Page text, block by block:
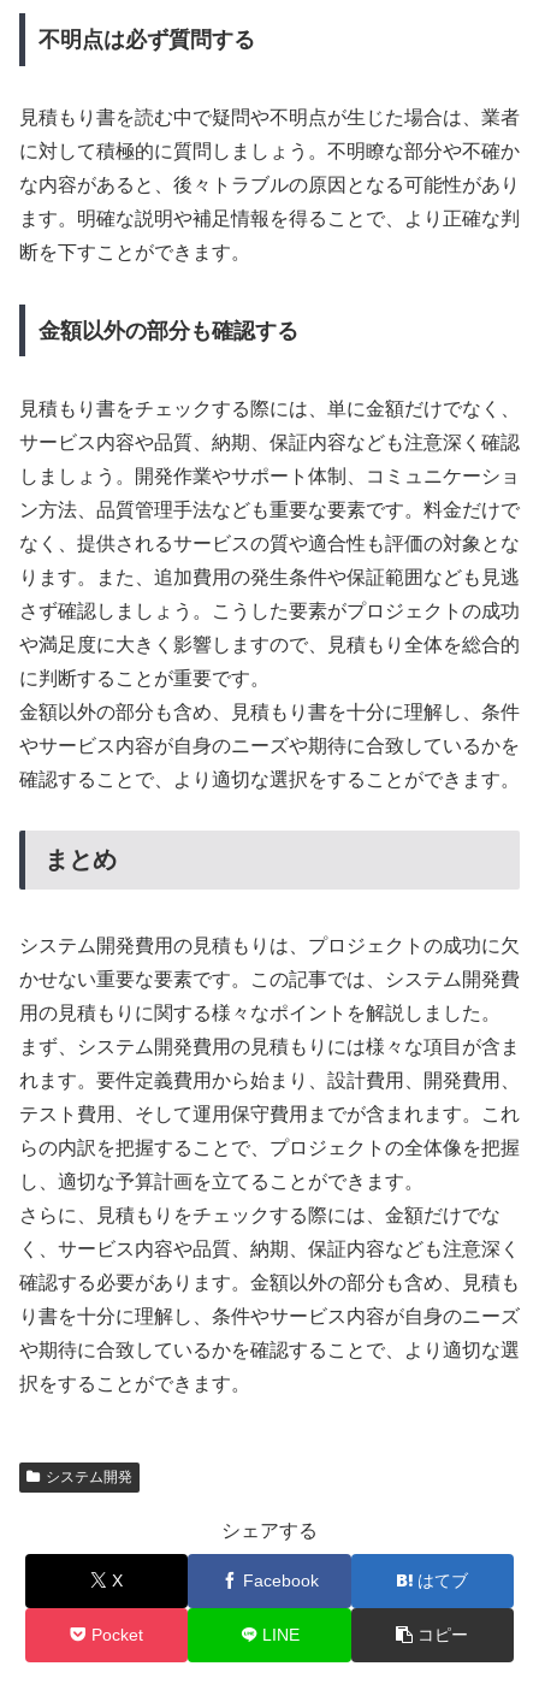
不明点は必ず質問する
見積もり書を読む中で疑問や不明点が生じた場合は、業者
に対して積極的に質問しましょう。不明瞭な部分や不確か
な内容があると、後々トラブルの原因となる可能性があり
ます。明確な説明や補足情報を得ることで、より正確な判
断を下すことができます。
金額以外の部分も確認する
見積もり書をチェックする際には、単に金額だけでなく、
サービス内容や品質、納期、保証内容なども注意深く確認
しましょう。開発作業やサポート体制、コミュニケーショ
ン方法、品質管理手法なども重要な要素です。料金だけで
なく、提供されるサービスの質や適合性も評価の対象とな
ります。また、追加費用の発生条件や保証範囲なども見逃
さず確認しましょう。こうした要素がプロジェクトの成功
や満足度に大きく影響しますので、見積もり全体を総合的
に判断することが重要です。
金額以外の部分も含め、見積もり書を十分に理解し、条件
やサービス内容が自身のニーズや期待に合致しているかを
確認することで、より適切な選択をすることができます。
まとめ
システム開発費用の見積もりは、プロジェクトの成功に欠
かせない重要な要素です。この記事では、システム開発費
用の見積もりに関する様々なポイントを解説しました。
まず、システム開発費用の見積もりには様々な項目が含ま
れます。要件定義費用から始まり、設計費用、開発費用、
テスト費用、そして運用保守費用までが含まれます。これ
らの内訳を把握することで、プロジェクトの全体像を把握
し、適切な予算計画を立てることができます。
さらに、見積もりをチェックする際には、金額だけでな
く、サービス内容や品質、納期、保証内容なども注意深く
確認する必要があります。金額以外の部分も含め、見積も
り書を十分に理解し、条件やサービス内容が自身のニーズ
や期待に合致しているかを確認することで、より適切な選
択をすることができます。
システム開発
シェアする
X Facebook はてブ
Pocket LINE コピー